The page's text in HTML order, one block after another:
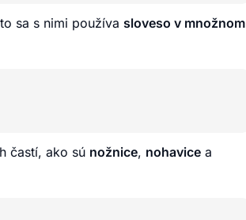
sa s nimi používa sloveso v množnom
častí, ako sú nožnice, nohavice a